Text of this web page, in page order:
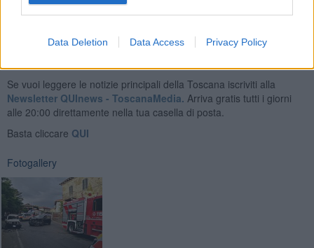
Data Deletion Data Access Privacy Policy
Se vuoi leggere le notizie principali della Toscana iscriviti alla
Newsletter QUInews - ToscanaMedia. Arriva gratis tutti i giorni
alle 20:00 direttamente nella tua casella di posta.
Basta cliccare QUI
Fotogallery